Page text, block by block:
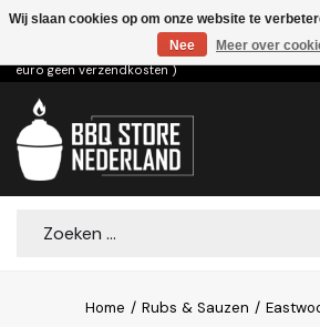
Voor 15.00u besteld dezelfde dag verzonden! (
euro geen verzendkosten )
Zoeken
Home / Rubs & Sauzen /
Wij slaan cookies op om onze website te
Nee
Meer over